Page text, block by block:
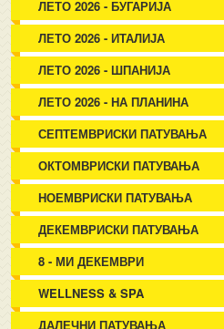
ЛЕТО 2026 - БУГАРИЈА
ЛЕТО 2026 - ИТАЛИЈА
ЛЕТО 2026 - ШПАНИЈА
ЛЕТО 2026 - НА ПЛАНИНА
СЕПТЕМВРИСКИ ПАТУВАЊА
ОКТОМВРИСКИ ПАТУВАЊА
НОЕМВРИСКИ ПАТУВАЊА
ДЕКЕМВРИСКИ ПАТУВАЊА
8 - МИ ДЕКЕМВРИ
WELLNESS & SPA
ДАЛЕЧНИ ПАТУВАЊА